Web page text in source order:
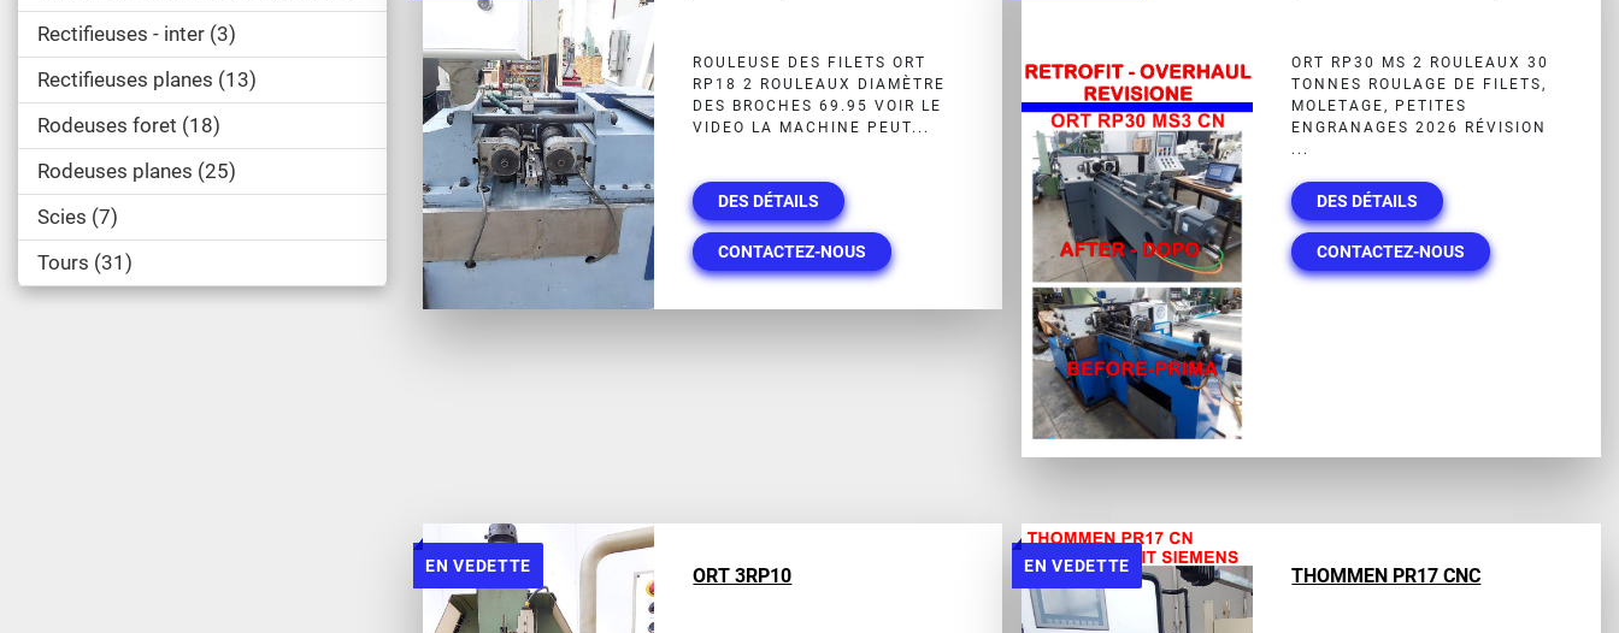
Rectifieuses - inter 3
Rectifieuses planes 13
Rodeuses foret 18
Rodeuses planes 25
Scies 7
Tours 31
ROULEUSE DES FILETS ORT
RP18 2 ROULEAUX DIAMÈTRE
DES BROCHES 69.95 VOIR LE
VIDEO LA MACHINE PEUT...
DES DÉTAILS
CONTACTEZ-NOUS
ORT RP30 MS 2 ROULEAUX 30
TONNES ROULAGE DE FILETS,
MOLETAGE, PETITES
ENGRANAGES 2026 RÉVISION
...
DES DÉTAILS
CONTACTEZ-NOUS
EN VEDETTE ORT 3RP10 EN VEDETTE THOMMEN PR17 CNC